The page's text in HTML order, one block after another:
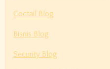
Coctail Blog
Bisnis Blog
Security Blog